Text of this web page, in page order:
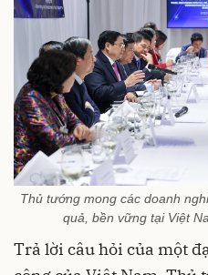
Thủ tướng mong các doanh
quả, bền vững tại Việt
Trả lời câu hỏi của một